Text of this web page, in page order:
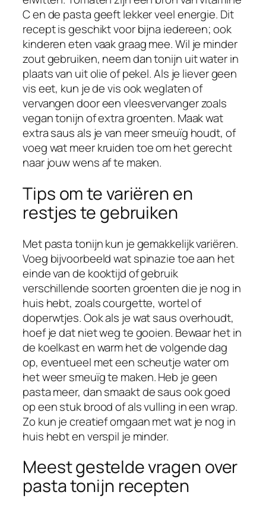
C en de pasta geeft lekker veel energie. Dit
recept is geschikt voor bijna iedereen; ook
kinderen eten vaak graag mee. Wil je minder
zout gebruiken, neem dan tonijn uit water in
plaats van uit olie of pekel. Als je liever geen
vis eet, kun je de vis ook weglaten of
vervangen door een vleesvervanger zoals
vegan tonijn of extra groenten. Maak wat
extra saus als je van meer smeuïg houdt, of
voeg wat meer kruiden toe om het gerecht
naar jouw wens af te maken.
Tips om te variëren en
restjes te gebruiken
Met pasta tonijn kun je gemakkelijk variëren.
Voeg bijvoorbeeld wat spinazie toe aan het
einde van de kooktijd of gebruik
verschillende soorten groenten die je nog in
huis hebt, zoals courgette, wortel of
doperwtjes. Ook als je wat saus overhoudt,
hoef je dat niet weg te gooien. Bewaar het in
de koelkast en warm het de volgende dag
op, eventueel met een scheutje water om
het weer smeuïg te maken. Heb je geen
pasta meer, dan smaakt de saus ook goed
op een stuk brood of als vulling in een wrap.
Zo kun je creatief omgaan met wat je nog in
huis hebt en verspil je minder.
Meest gestelde vragen over
pasta tonijn recepten